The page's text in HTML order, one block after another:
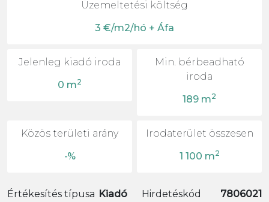
Üzemeltetési költség
3 €/m2/hó + Áfa
Jelenleg kiadó iroda
0 m2
Min. bérbeadható
iroda
189 m2
Közös területi arány
-%
Irodaterület összesen
1 100 m2
Értékesítés típusa Kiadó
Hirdetéskód 7806021